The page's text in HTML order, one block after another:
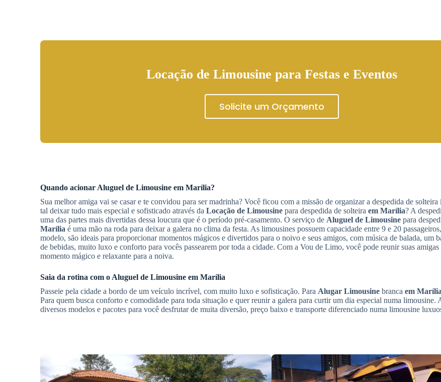
Locação de Limousine para Festas e Eventos
Solicite um Orçamento
Quando acionar Aluguel de Limousine em Marília?
Sua melhor amiga vai se casar e te convidou para ser madrinha? Você ficou com a missão de organizar a despedida de
tal deixar tudo mais especial e sofisticado através da Locação de Limousine para despedida de solteira em Marília? A
uma das partes mais divertidas dessa loucura que é o período pré-casamento. O serviço de Aluguel de Limousine para
Marília é uma mão na roda para deixar a galera no clima da festa. As limousines possuem capacidade entre 9 e 20
modelo, são ideais para proporcionar momentos mágicos e divertidos para o noivo e seus amigos, com música de balada, um
de bebidas, muito luxo e conforto para vocês passearem por toda a cidade. Com a Vou de Limo, você pode reunir suas
momento mágico e relaxante para a noiva.
Saia da rotina com o Aluguel de Limousine em Marília
Passeie pela cidade a bordo de um veículo incrível, com muito luxo e sofisticação. Para Alugar Limousine branca em Marília
Para quem busca conforto e comodidade para toda situação e quer reunir a galera para curtir um dia especial numa limousine.
diversos modelos e pacotes para você desfrutar de muita diversão, preço baixo e transporte diferenciado numa limousine